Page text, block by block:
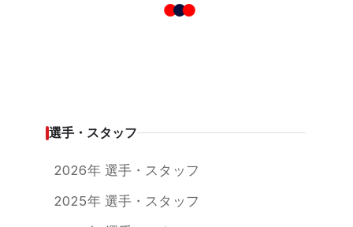
選手・スタッフ
2026年 選手・スタッフ
2025年 選手・スタッフ